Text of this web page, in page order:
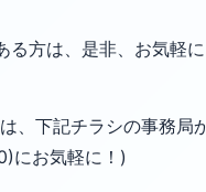
る方は、是非、お気軽
、下記チラシの事務局
にお気軽に！)